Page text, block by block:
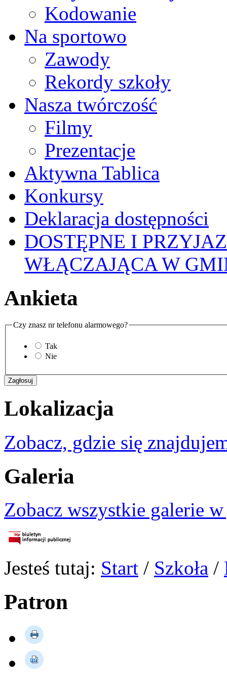
Kodowanie
Na sportowo
Zawody
Rekordy szkoły
Nasza twórczość
Filmy
Prezentacje
Aktywna Tablica
Konkursy
Deklaracja dostępności
DOSTĘPNE I
WŁĄCZAJĄCA W
Ankieta
Czy znasz nr telefonu alarmowego?
Tak
Nie
Lokalizacja
Zobacz, gdzie się
Galeria
Zobacz wszystkie galerie
Jesteś tutaj: Start / Szkoła /
Patron